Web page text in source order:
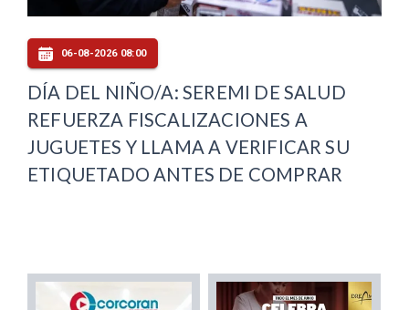
06-08-2026 08:00
DÍA DEL NIÑO/A: SEREMI DE SALUD
REFUERZA FISCALIZACIONES A
JUGUETES Y LLAMA A VERIFICAR SU
ETIQUETADO ANTES DE COMPRAR